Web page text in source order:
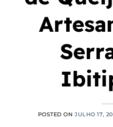
POSTED ONJULHO 17,